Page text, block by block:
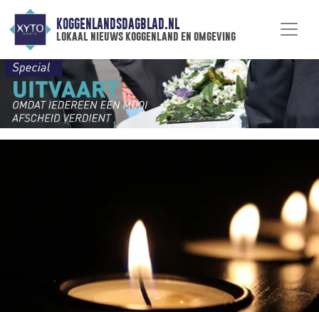
KOGGENLANDSDAGBLAD.NL
lokaal nieuws koggenland en omgeving